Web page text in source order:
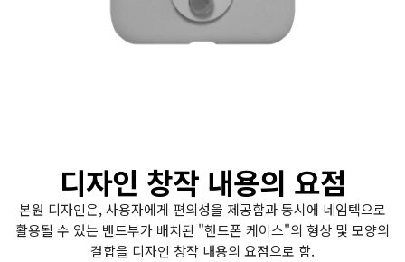
디자인 창작 내용의 요점
본원 디자인은, 사용자에게 편의성을 제공함과 동시에 네임텍으로
활용될 수 있는 밴드부가 배치된 "핸드폰 케이스"의 형상 및 모양의
결합을 디자인 창작 내용의 요점으로 함.